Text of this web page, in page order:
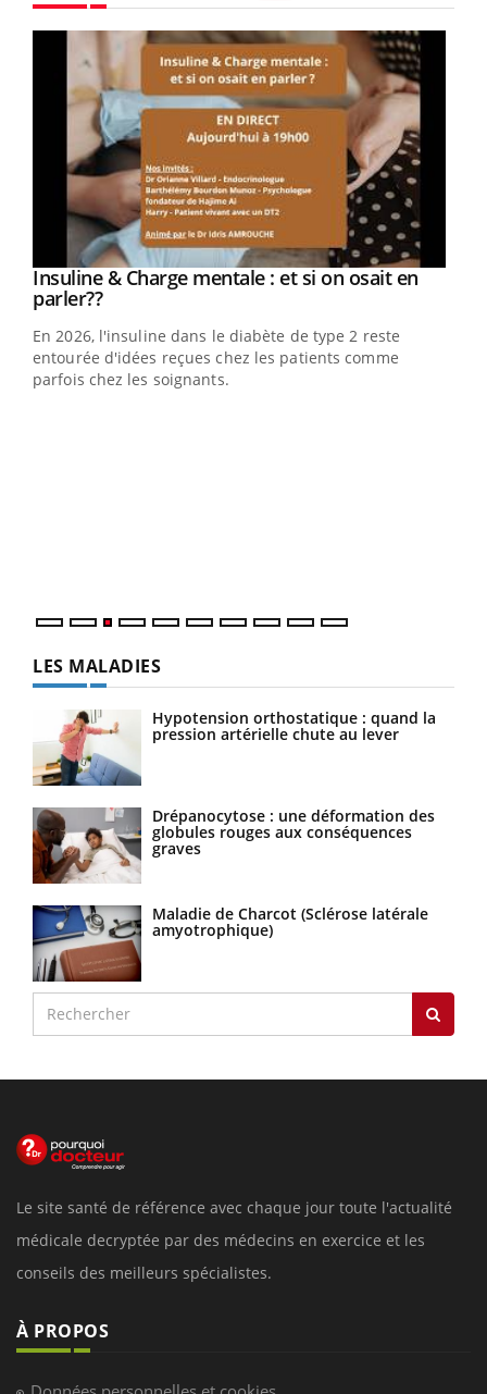
Youtube
Insuline & Charge mentale : et si on osait en
parler??Youtube
En 2026, l'insuline dans le diabète de type 2 reste
entourée d'idées reçues chez les patients comme
parfois chez les soignants.
LES MALADIES
Hypotension orthostatique : quand la
pression artérielle chute au lever
Drépanocytose : une déformation des
globules rouges aux conséquences
graves
Maladie de Charcot (Sclérose latérale
amyotrophique)
Le site santé de référence avec chaque jour toute l'actualité
médicale decryptée par des médecins en exercice et les
conseils des meilleurs spécialistes.
À PROPOS